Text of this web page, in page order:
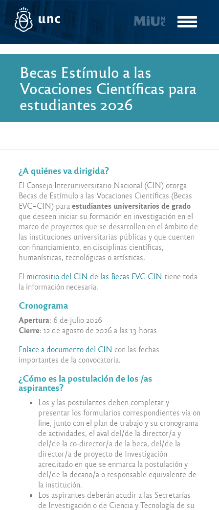
Pasar
contenido
Toggle
Becas Estímulo a las
Vocaciones Científicas para
estudiantes 2026
¿A quiénes va dirigida?
El Consejo Interuniversitario Nacional (CIN) otorga
Becas de Estímulo a las Vocaciones Científicas (Becas
EVC–CIN) para estudiantes universitarios de grado
que deseen iniciar su formación en investigación en el
marco de proyectos que se desarrollen en el ámbito de
las instituciones universitarias públicas y que cuenten
con financiamiento, en disciplinas científicas,
humanísticas, tecnológicas o artísticas.
El micrositio del CIN de las Becas EVC-CIN tiene toda
la información necesaria.
Cronograma
Apertura: 6 de julio 2026
Cierre: 12 de agosto de 2026 a las 13 horas
Enlace a documento del CIN con las fechas
importantes de la convocatoria.
¿Cómo es la postulación de los /as
aspirantes?
Los y las postulantes deben completar y
presentar los formularios correspondientes vía on
line, junto con el plan de trabajo y su cronograma
de actividades, el aval del/de la director/a y
del/de la co-director/a de la beca, del/de la
director/a de proyecto de Investigación
acreditado en que se enmarca la postulación y
del/de la decano/a o responsable equivalente de
la institución.
Los aspirantes deberán acudir a las Secretarías
de Investigación o de Ciencia y Tecnología de su